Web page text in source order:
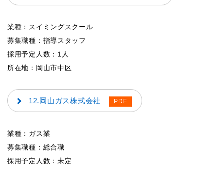
業種：スイミングスクール
募集職種：指導スタッフ
採用予定人数：1人
所在地：岡山市中区
12.岡山ガス株式会社
業種：ガス業
募集職種：総合職
採用予定人数：未定